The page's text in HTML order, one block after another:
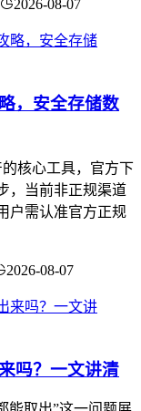
2026-08-07
，安全存储数
核心工具，官方下
，当前非正规渠道
户需认准官方正规
2026-08-07
吗？一文讲清